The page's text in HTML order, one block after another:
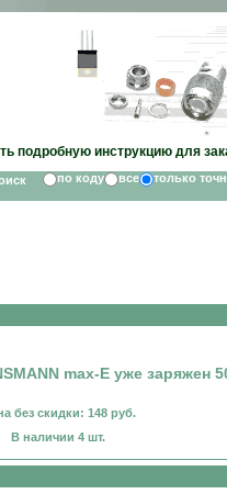
подробную инструкцию для
по коду все только
max-E уже заряжен
без скидки: 148 руб.
В наличии 4 шт.